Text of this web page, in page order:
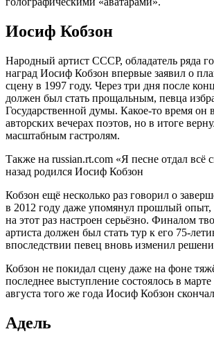
Иосиф Кобзон
Народный артист СССР, обладатель ряда
наград Иосиф Кобзон впервые заявил о
сцену в 1997 году. Через три дня после
должен был стать прощальным, певца
Государственной думы. Какое-то время он
авторских вечерах поэтов, но в итоге
масштабным гастролям.
Также на russian.rt.com «Я песне отдал всё
назад родился Иосиф Кобзон
Кобзон ещё несколько раз говорил о
в 2012 году даже упомянул прошлый опыт,
на этот раз настроен серьёзно. Финалом
артиста должен был стать тур к его 75-
впоследствии певец вновь изменил
Кобзон не покидал сцену даже на фоне
последнее выступление состоялось в
августа того же года Иосиф Кобзон
Адель